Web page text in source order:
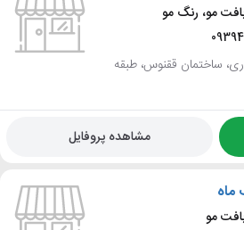
مو، رنگ مو
ساختمان ققنوس، طبقه
مشاهده پروفایل
ماه
مو